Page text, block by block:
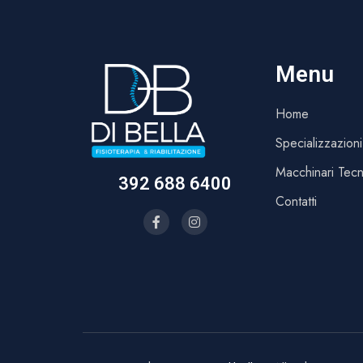
392 688 6400
Menu
Home
Specializzazioni
Macchinari
Contatti